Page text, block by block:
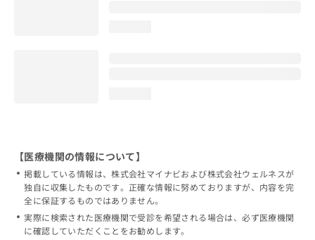
【医療機関の情報について】
掲載している情報は、株式会社マイナビおよび株式会社ウェルネスが
独自に収集したものです。正確な情報に努めておりますが、内容を完
全に保証するものではありません。
実際に検索された医療機関で受診を希望される場合は、必ず医療機関
に確認していただくことをお勧めします。